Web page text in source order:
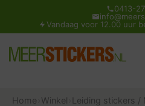
0413-
Vandaag voor 12.00 uur
Home Winkel Leiding stickers /